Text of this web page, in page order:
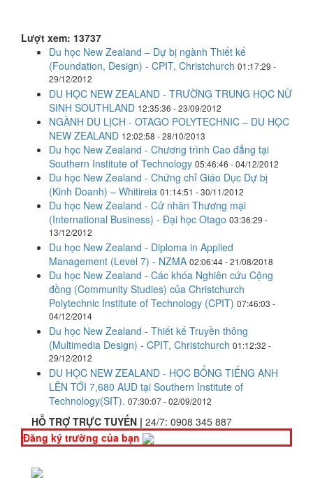
Lượt xem: 13737
Du học New Zealand – Dự bị ngành Thiết kế
(Foundation, Design) - CPIT, Christchurch 01:17:29 -
29/12/2012
DU HỌC NEW ZEALAND - TRƯỜNG TRUNG HỌC NỮ
SINH SOUTHLAND 12:35:36 - 23/09/2012
NGÀNH DU LỊCH - OTAGO POLYTECHNIC – DU HỌC
NEW ZEALAND 12:02:58 - 28/10/2013
Du học New Zealand - Chương trình Cao đẳng tại
Southern Institute of Technology 05:46:46 - 04/12/2012
Du học New Zealand - Chứng chỉ Giáo Dục Dự bị
(Kinh Doanh) – Whitireia 01:14:51 - 30/11/2012
Du học New Zealand - Cử nhân Thương mại
(International Business) - Đại học Otago 03:36:29 -
13/12/2012
Du học New Zealand - Diploma in Applied
Management (Level 7) - NZMA 02:06:44 - 21/08/2018
Du học New Zealand - Các khóa Nghiên cứu Cộng
đồng (Community Studies) của Christchurch
Polytechnic Institute of Technology (CPIT) 07:46:03 -
04/12/2014
Du học New Zealand - Thiết kế Truyền thông
(Multimedia Design) - CPIT, Christchurch 01:12:32 -
29/12/2012
DU HỌC NEW ZEALAND - HỌC BỔNG TIẾNG ANH
LÊN TỚI 7,680 AUD tại Southern Institute of
Technology(SIT). 07:30:07 - 02/09/2012
HỖ TRỢ TRỰC TUYẾN | 24/7: 0908 345 887
Đăng ký trường của bạn